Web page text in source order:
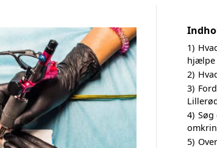
1)
hjælpe
2)
3)
4)
5)